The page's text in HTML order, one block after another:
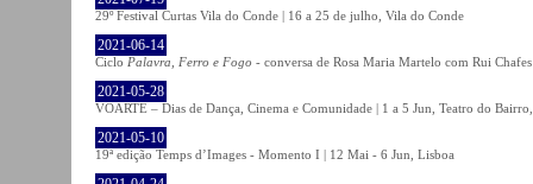
29º Festival Curtas Vila do Conde | 16 a 25 de julho, Vila do Conde
2021-06-14
Ciclo Palavra, Ferro e Fogo - conversa de Rosa Maria Martelo com Rui
2021-05-28
VOARTE – Dias de Dança, Cinema e Comunidade | 1 a 5 Jun, Teatro do
2021-05-10
19ª edição Temps d’Images - Momento I | 12 Mai - 6 Jun, Lisboa